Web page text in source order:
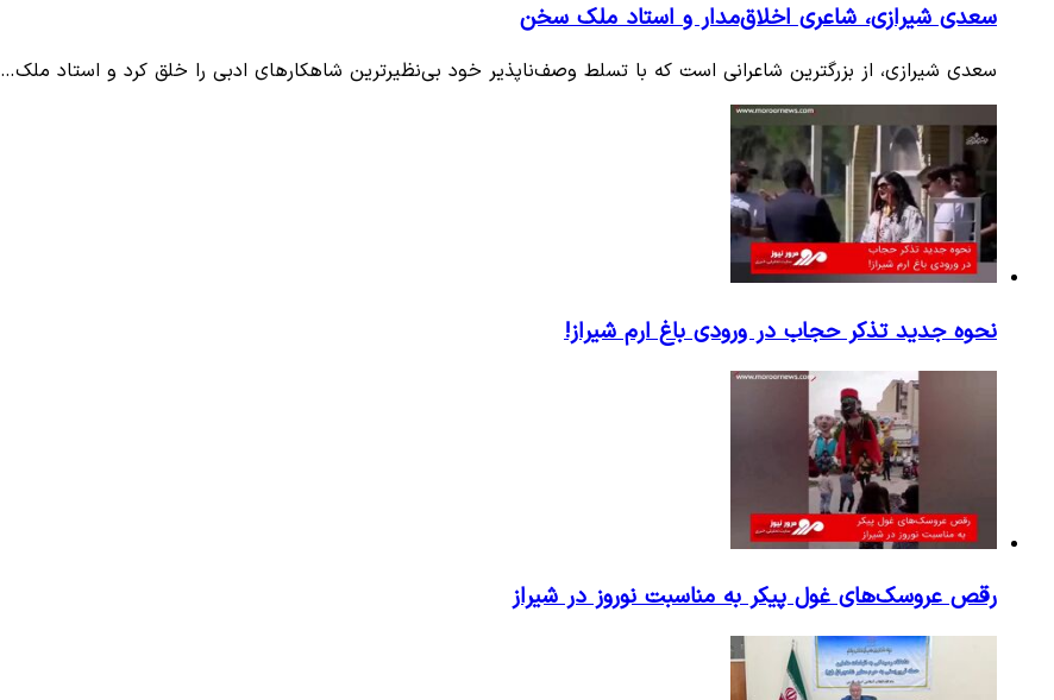
سعدی شیرازی، شاعری اخلاق‌مدار و استاد ملک سخن
سعدی شیرازی، از بزرگترین‌ شاعرانی است که با تسلط وصف‌ناپذیر خود بی‌نظیرترین شاهکارهای‌ ادبی‌ را خلق‌ کرد‌ و استاد ملک…
نحوه جدید تذکر حجاب در ورودی باغ ارم شیراز!
رقص عروسک‌های غول پیکر به مناسبت نوروز در شیراز